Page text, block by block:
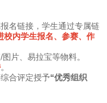
名链接，学生通过专属链
校内学生报名、参赛、作
片、易拉宝等物料。
。
合评定授予“优秀组织